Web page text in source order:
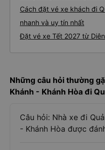
Cách đặt vé xe khách đi
nhanh và uy tín nhất
Đặt vé xe Tết 2027 từ
Những câu hỏi thường
Khánh - Khánh Hòa đi
Câu hỏi: Nhà xe đi
- Khánh Hòa được